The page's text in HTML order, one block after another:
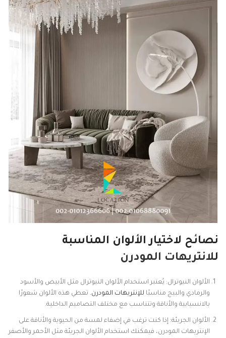
نصائح لاختيار الألوان المناسبة
للانتريهات المودرن
الألوان النيوترال: يُعتبر استخدام الألوان النيوترال مثل الأبيض والأسود
والرمادي والبيج مناسبًا للإنتريهات المودرن. تعطي هذه الألوان شعورًا
بالانسيابية والأناقة وتتناسب مع مختلف التصاميم الداخلية.
الألوان الجريئة: إذا كنت ترغب في إضفاء لمسة من الحيوية والأناقة على
الإنتريهات المودرن، فيمكنك استخدام الألوان الجريئة مثل الأحمر والأصفر